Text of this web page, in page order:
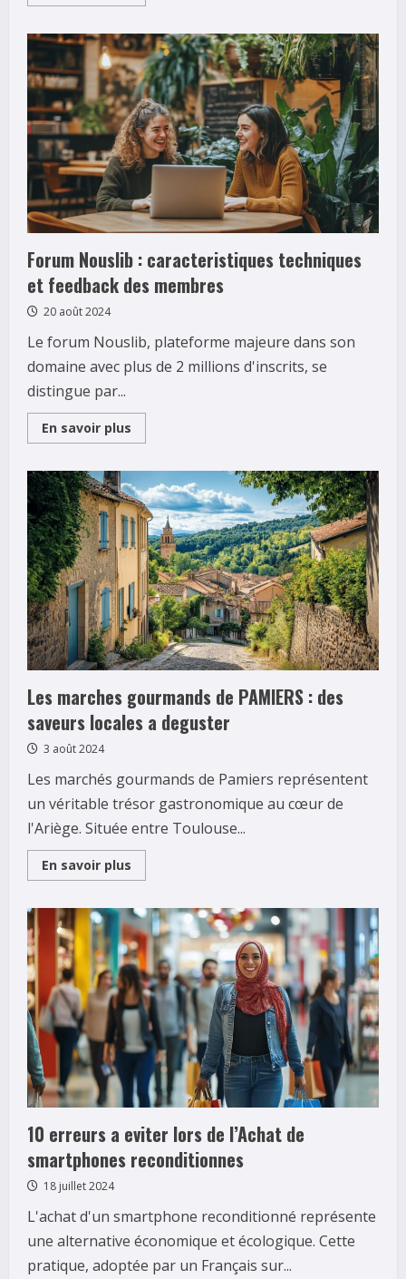
partenariats
strategiques
de
Sercob
avec
les
entreprises
locales
Forum Nouslib : caracteristiques techniques
et feedback des membres
20 août 2024
Le forum Nouslib, plateforme majeure dans son
domaine avec plus de 2 millions d'inscrits, se
distingue par...
En savoir plus
more
:
caracteristiques
techniques
et
feedback
des
membres
Les marches gourmands de PAMIERS : des
saveurs locales a deguster
3 août 2024
Les marchés gourmands de Pamiers représentent
un véritable trésor gastronomique au cœur de
l'Ariège. Située entre Toulouse...
En savoir plus
more
marches
gourmands
de
PAMIERS
:
des
saveurs
locales
a
deguster
10 erreurs a eviter lors de l’Achat de
smartphones reconditionnes
18 juillet 2024
L'achat d'un smartphone reconditionné représente
une alternative économique et écologique. Cette
pratique, adoptée par un Français sur...